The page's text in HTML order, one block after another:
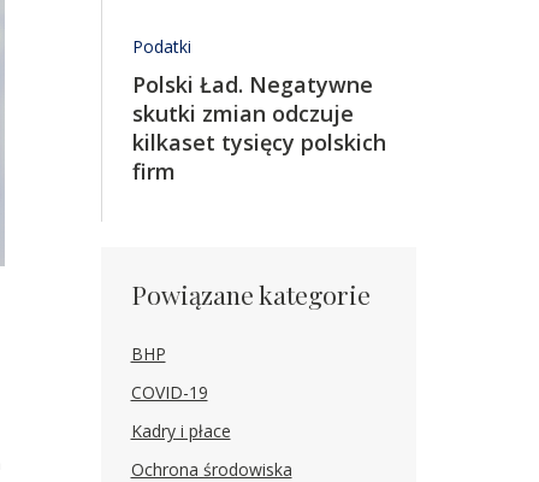
Podatki
Polski Ład. Negatywne
skutki zmian odczuje
kilkaset tysięcy polskich
firm
Powiązane kategorie
BHP
COVID-19
Kadry i płace
Ochrona środowiska